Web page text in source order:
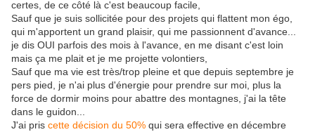
certes, de ce côté là c'est beaucoup facile,
Sauf que je suis sollicitée pour des projets qui flattent mon égo,
qui m'apportent un grand plaisir, qui me passionnent d'avance...
je dis OUI parfois des mois à l'avance, en me disant c'est loin
mais ça me plait et je me projette volontiers,
Sauf que ma vie est très/trop pleine et que depuis septembre je
pers pied, je n'ai plus d'énergie pour prendre sur moi, plus la
force de dormir moins pour abattre des montagnes, j'ai la tête
dans le guidon...
J'ai pris cette décision du 50% qui sera effective en décembre